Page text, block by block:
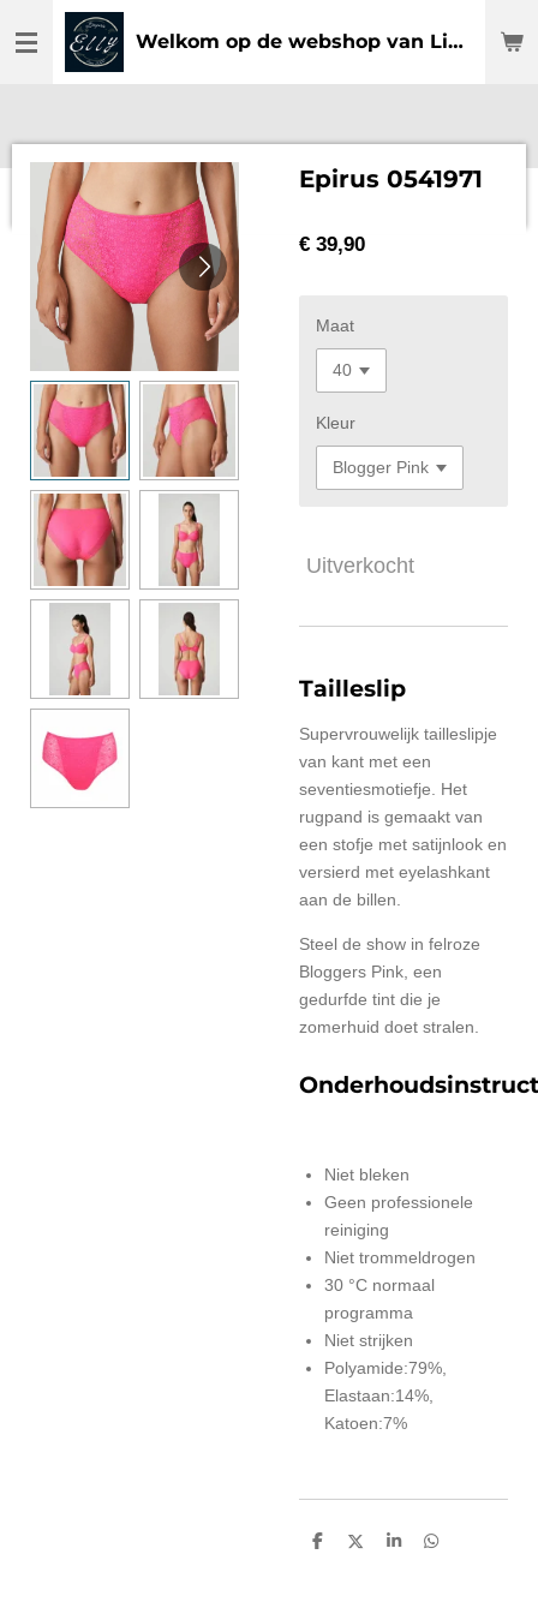
direct
Welkom op de webshop van Lingerie Elly
Epirus 0541971
€ 39,90
Maat
Kleur
Uitverkocht
Tailleslip
Supervrouwelijk tailleslipje
van kant met een
seventiesmotiefje. Het
rugpand is gemaakt van
een stofje met satijnlook en
versierd met eyelashkant
aan de billen.
Steel de show in felroze
Bloggers Pink, een
gedurfde tint die je
zomerhuid doet stralen.
Niet bleken
Geen professionele
reiniging
Niet trommeldrogen
30 °C normaal
programma
Niet strijken
Polyamide:79%,
Elastaan:14%,
Katoen:7%
D
D
S
D